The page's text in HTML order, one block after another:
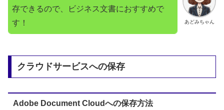
あどみちゃん
存できるので、ビジネス文書におすすめで
す！
クラウドサービスへの保存
Adobe Document Cloudへの保存方法